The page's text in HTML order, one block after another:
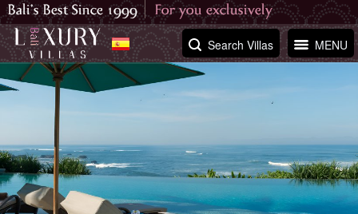
MENU
Search Villas